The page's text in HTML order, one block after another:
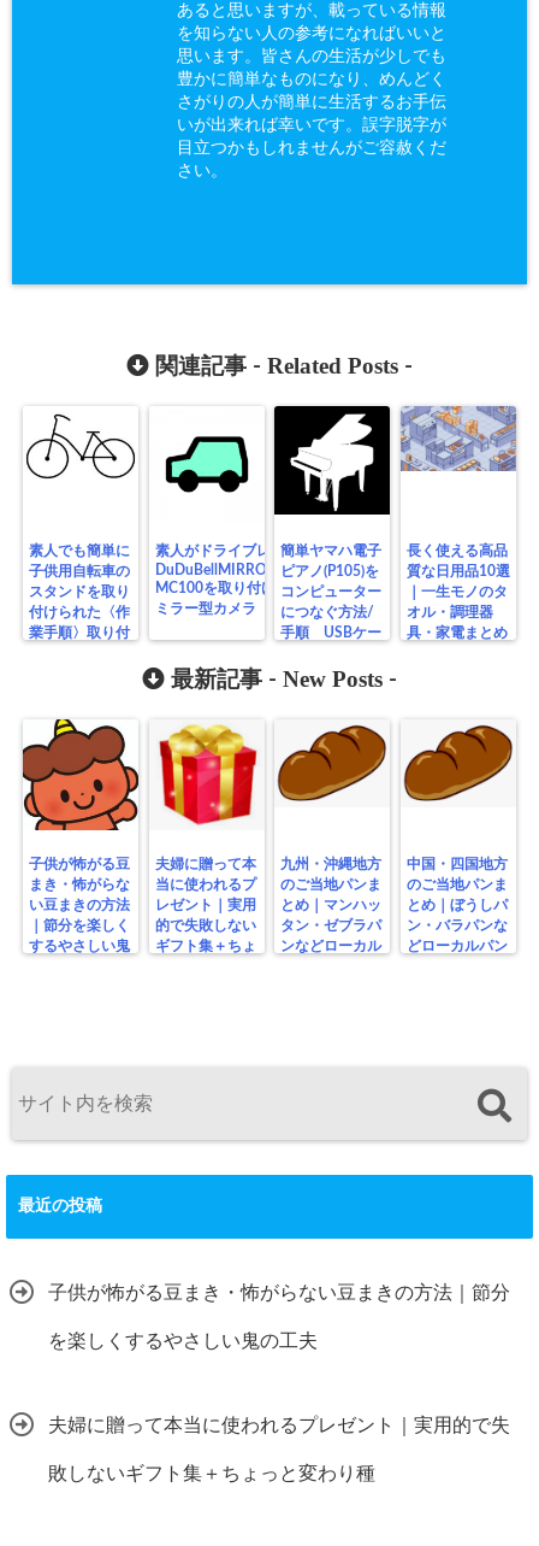
あると思いますが、載っている情報
を知らない人の参考になればいいと
思います。皆さんの生活が少しでも
豊かに簡単なものになり、めんどく
さがりの人が簡単に生活するお手伝
いが出来れば幸いです。誤字脱字が
目立つかもしれませんがご容赦くだ
さい。
関連記事 - Related Posts -
素人でも簡単に
子供用自転車の
スタンドを取り
付けられた〈作
業手順〉取り付
素人がドライブレコーダー
DuDuBellMIRRORDASHCAM
MC100を取り付け手順ルーム
ミラー型カメラ
簡単ヤマハ電子
ピアノ(P105)を
コンピューター
につなぐ方法/
手順 USBケー
長く使える高品
質な日用品10選
｜一生モノのタ
オル・調理器
具・家電まとめ
最新記事 - New Posts -
子供が怖がる豆
まき・怖がらな
い豆まきの方法
｜節分を楽しく
するやさしい鬼
夫婦に贈って本
当に使われるプ
レゼント｜実用
的で失敗しない
ギフト集＋ちょ
九州・沖縄地方
のご当地パンま
とめ｜マンハッ
タン・ゼブラパ
ンなどローカル
中国・四国地方
のご当地パンま
とめ｜ぼうしパ
ン・バラパンな
どローカルパン
最近の投稿
子供が怖がる豆まき・怖がらない豆まきの方法｜節分
を楽しくするやさしい鬼の工夫
夫婦に贈って本当に使われるプレゼント｜実用的で失
敗しないギフト集＋ちょっと変わり種